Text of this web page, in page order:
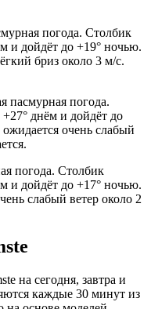
погода. Столбик
и дойдёт до +19° ночью.
бриз около 3 м/с.
пасмурная погода.
днём и дойдёт до
очень слабый
погода. Столбик
и дойдёт до +17° ночью.
слабый ветер около 2
на сегодня, завтра и
каждые 30 минут из